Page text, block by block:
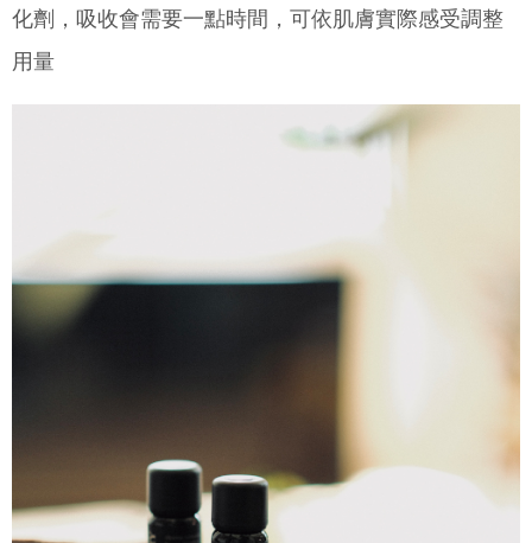
penggunaan pada data peribadi. Jika anda tidak bersetuju dengan data
oleh AFTEE, sila jangan gunakan perkhidmatan ini.
化劑，吸收會需要一點時間，可依肌膚實際感受調整
用量